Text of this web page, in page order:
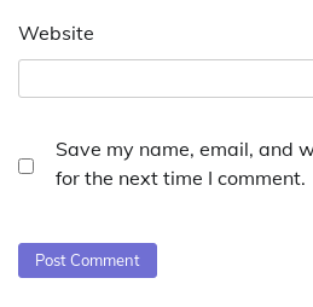
Website
Save my name, email, and
for the next time I comment.